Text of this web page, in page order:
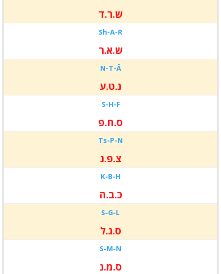
ש.ר.ד
Sh-A-R
ש.א.ר
N-T-Â
נ.ט.ע
S-H-F
ס.ח.פ
Ts-P-N
צ.פ.נ
K-B-H
כ.ב.ה
S-G-L
ס.ג.ל
S-M-N
ס.מ.נ